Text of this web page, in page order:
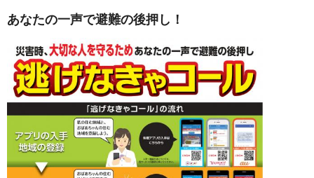
あなたの一声で避難の後押し！